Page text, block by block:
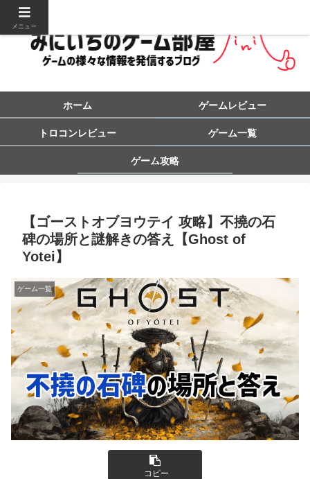
ホーム ゲームレビュー
トロコンレビュー ゲーム一覧
ゲーム攻略
【ゴーストオブヨウテイ 攻略】不撓の石
碑の場所と謎解きの答え【Ghost of
Yotei】
ゲーム一覧
コピー
メニュー